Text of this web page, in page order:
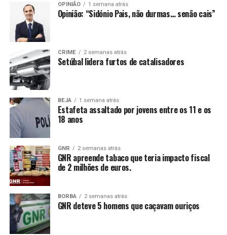
OPINIÃO 1 semana atrás
Opinião: “Sidónio Pais, não durmas… senão cais”
CRIME 2 semanas atrás
Setúbal lidera furtos de catalisadores
BEJA 1 semana atrás
Estafeta assaltado por jovens entre os 11 e os
18 anos
GNR 2 semanas atrás
GNR apreende tabaco que teria impacto fiscal
de 2 milhões de euros.
BORBA 2 semanas atrás
GNR deteve 5 homens que caçavam ouriços